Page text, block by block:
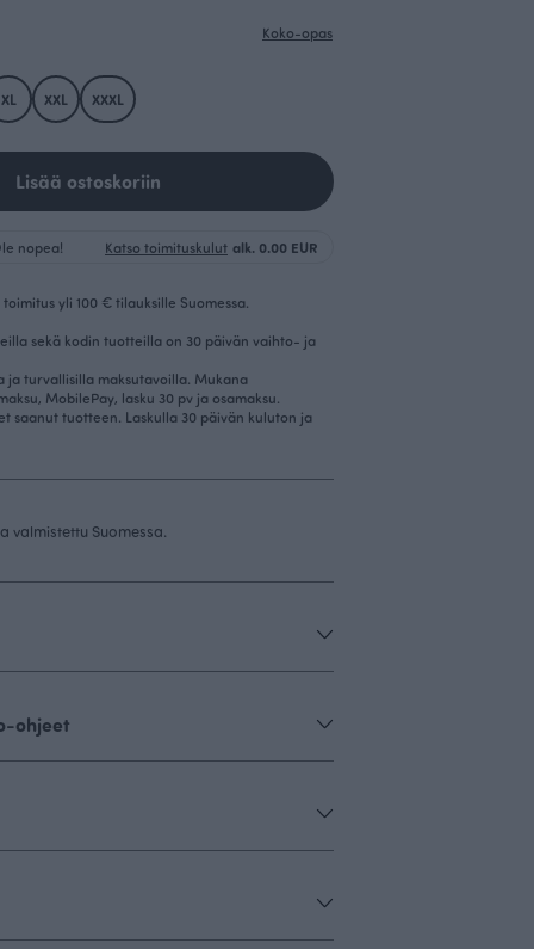
Koko-opas
XL XXL XXXL
Lisää ostoskoriin
nopea! Katso toimituskulut alk. 0.00 EUR
yli 100 € tilauksille Suomessa.
sekä kodin tuotteilla on 30 päivän vaihto- ja
ja turvallisilla maksutavoilla. Mukana
MobilePay, lasku 30 pv ja osamaksu.
saanut tuotteen. Laskulla 30 päivän kuluton ja
valmistettu Suomessa.
ohjeet